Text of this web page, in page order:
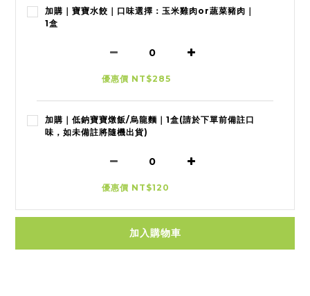
加購｜寶寶水餃｜口味選擇：玉米雞肉or蔬菜豬肉｜
1盒
優惠價 NT$285
加購｜低鈉寶寶燉飯/烏龍麵｜1盒(請於下單前備註口
味，如未備註將隨機出貨)
優惠價 NT$120
加入購物車